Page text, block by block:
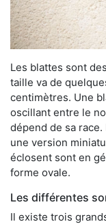
Les blattes sont
taille va de
centimètres. Une
oscillant entre le
dépend de sa
une version
éclosent sont en
forme ovale.
Les différentes
Il existe trois